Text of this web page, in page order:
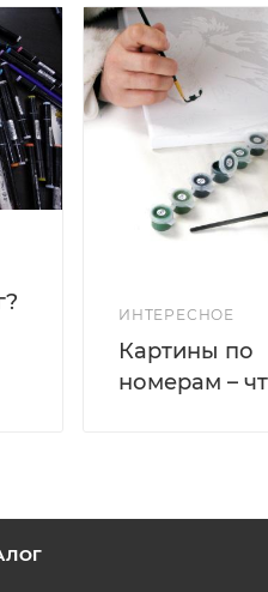
ИНТЕРЕСНОЕ
Картины по
номерам –